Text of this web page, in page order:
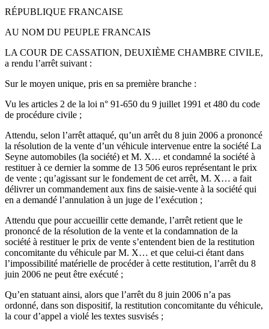
RÉPUBLIQUE FRANCAISE
AU NOM DU PEUPLE FRANCAIS
LA COUR DE CASSATION, DEUXIÈME CHAMBRE CIVILE,
a rendu l’arrêt suivant :
Sur le moyen unique, pris en sa première branche :
Vu les articles 2 de la loi n° 91-650 du 9 juillet 1991 et 480 du code
de procédure civile ;
Attendu, selon l’arrêt attaqué, qu’un arrêt du 8 juin 2006 a prononcé
la résolution de la vente d’un véhicule intervenue entre la société La
Seyne automobiles (la société) et M. X… et condamné la société à
restituer à ce dernier la somme de 13 506 euros représentant le prix
de vente ; qu’agissant sur le fondement de cet arrêt, M. X… a fait
délivrer un commandement aux fins de saisie-vente à la société qui
en a demandé l’annulation à un juge de l’exécution ;
Attendu que pour accueillir cette demande, l’arrêt retient que le
prononcé de la résolution de la vente et la condamnation de la
société à restituer le prix de vente s’entendent bien de la restitution
concomitante du véhicule par M. X… et que celui-ci étant dans
l’impossibilité matérielle de procéder à cette restitution, l’arrêt du 8
juin 2006 ne peut être exécuté ;
Qu’en statuant ainsi, alors que l’arrêt du 8 juin 2006 n’a pas
ordonné, dans son dispositif, la restitution concomitante du véhicule,
la cour d’appel a violé les textes susvisés ;